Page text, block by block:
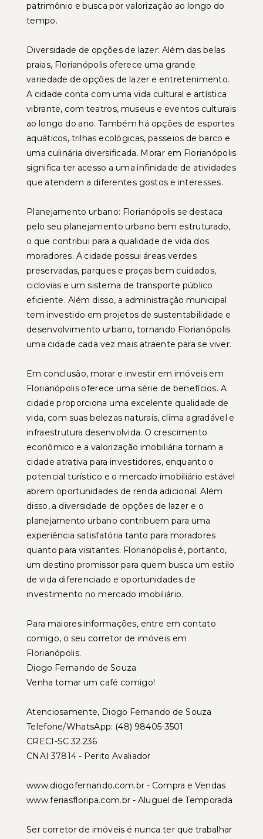
patrimônio e busca por valorização ao longo do
tempo.
Diversidade de opções de lazer: Além das belas
praias, Florianópolis oferece uma grande
variedade de opções de lazer e entretenimento.
A cidade conta com uma vida cultural e artística
vibrante, com teatros, museus e eventos culturais
ao longo do ano. Também há opções de esportes
aquáticos, trilhas ecológicas, passeios de barco e
uma culinária diversificada. Morar em Florianópolis
significa ter acesso a uma infinidade de atividades
que atendem a diferentes gostos e interesses.
Planejamento urbano: Florianópolis se destaca
pelo seu planejamento urbano bem estruturado,
o que contribui para a qualidade de vida dos
moradores. A cidade possui áreas verdes
preservadas, parques e praças bem cuidados,
ciclovias e um sistema de transporte público
eficiente. Além disso, a administração municipal
tem investido em projetos de sustentabilidade e
desenvolvimento urbano, tornando Florianópolis
uma cidade cada vez mais atraente para se viver.
Em conclusão, morar e investir em imóveis em
Florianópolis oferece uma série de benefícios. A
cidade proporciona uma excelente qualidade de
vida, com suas belezas naturais, clima agradável e
infraestrutura desenvolvida. O crescimento
econômico e a valorização imobiliária tornam a
cidade atrativa para investidores, enquanto o
potencial turístico e o mercado imobiliário estável
abrem oportunidades de renda adicional. Além
disso, a diversidade de opções de lazer e o
planejamento urbano contribuem para uma
experiência satisfatória tanto para moradores
quanto para visitantes. Florianópolis é, portanto,
um destino promissor para quem busca um estilo
de vida diferenciado e oportunidades de
investimento no mercado imobiliário.
Para maiores informações, entre em contato
comigo, o seu corretor de imóveis em
Florianópolis.
Diogo Fernando de Souza
Venha tomar um café comigo!
Atenciosamente, Diogo Fernando de Souza
Telefone/WhatsApp: (48) 98405-3501
CRECI-SC 32.236
CNAI 37814 - Perito Avaliador
www.diogofernando.com.br - Compra e Vendas
www.feriasfloripa.com.br - Aluguel de Temporada
Ser corretor de imóveis é nunca ter que trabalhar